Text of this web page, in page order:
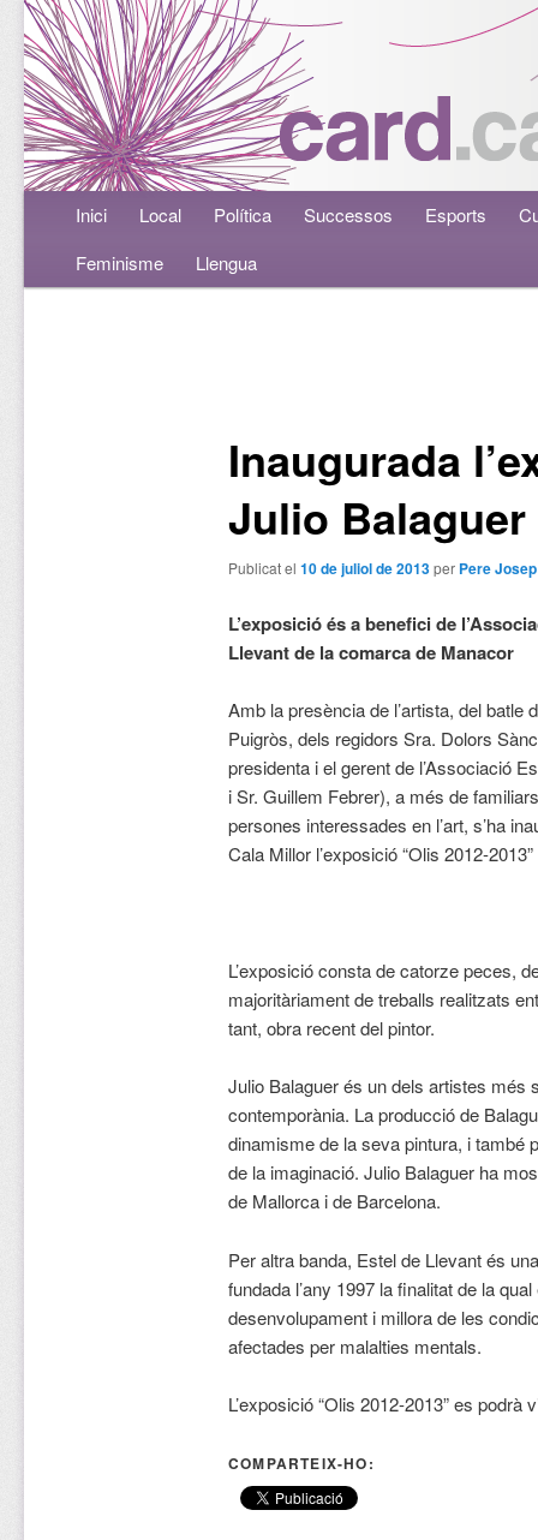
Menú principalAneu al contingut principal
Aneu al contingut secundari
Inici Local Política Successos Esports
Feminisme
Llengua
Inaugurada
Julio Balaguer
Publicat el 10 de juliol de 2013per Pere
L’exposició és a benefici de
Llevant de la comarca de Manacor
Amb la presència de l’artista, del batle
Puigròs, dels regidors Sra. Dolors
presidenta i el gerent de l’Associació
i Sr. Guillem Febrer), a més de
persones interessades en l’art, s’ha
Cala Millor l’exposició “Olis 2012-
L’exposició consta de catorze peces,
majoritàriament de treballs realitzats
tant, obra recent del pintor.
Julio Balaguer és un dels artistes més
contemporània. La producció de
dinamisme de la seva pintura, i també
de la imaginació. Julio Balaguer ha
de Mallorca i de Barcelona.
Per altra banda, Estel de Llevant és
fundada l’any 1997 la finalitat de la
desenvolupament i millora de les
afectades per malalties mentals.
L’exposició “Olis 2012-2013” es
COMPARTEIX-HO: